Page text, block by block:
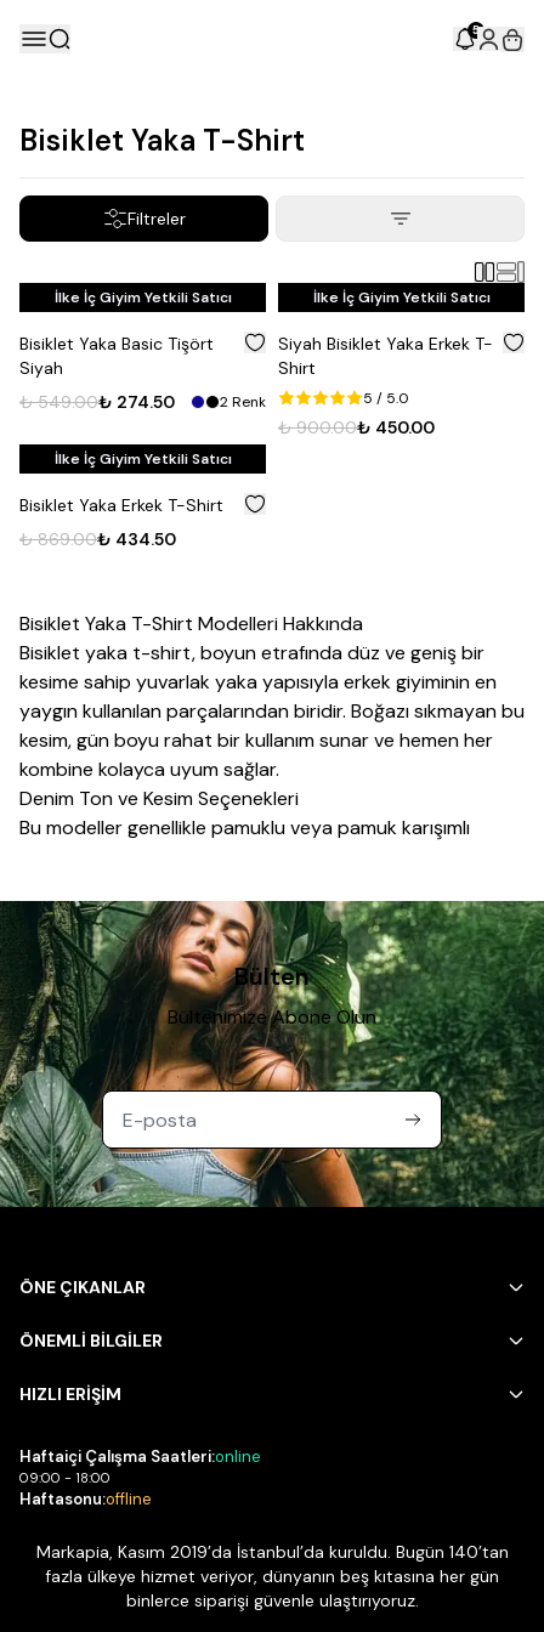
5
Bisiklet Yaka T-Shirt
Filtreler
İlke İç Giyim Yetkili Satıcı
% 50
Bisiklet Yaka Basic Tişört
Siyah
₺ 549.00₺ 274.50 2Renk
İlke İç Giyim Yetkili Satıcı
%50
Siyah Bisiklet Yaka Erkek T-
Shirt
5 / 5.0
₺ 900.00₺ 450.00
İlke İç Giyim Yetkili Satıcı
% 50
Bisiklet Yaka Erkek T-Shirt
₺ 869.00₺ 434.50
Bisiklet Yaka T-Shirt Modelleri Hakkında
Bisiklet yaka t-shirt, boyun etrafında düz ve geniş bir
kesime sahip yuvarlak yaka yapısıylaerkekgiyiminin en
yaygın kullanılan parçalarından biridir. Boğazı sıkmayan bu
kesim, gün boyu rahat bir kullanım sunar ve hemen her
kombine kolayca uyum sağlar.
Denim Ton ve Kesim Seçenekleri
Bu modeller genellikle pamuklu veya pamuk karışımlı
veyaşortla günlük kombinler için pratik bir seçenek
oluştururken, baskılı ve desenli modeller kombine
karakter katmak isteyenler için tercih edilebilir.
Nasıl Kombinlenir?
Bisiklet yaka t-shirtler tek başına giyilebildiği gibi, üzerine
gömlekveyaceketeklenerek katmanlı kombinler de
oluşturulabilir. Beden seçiminde omuz dikişinin tam
oturduğu bir kesim tercih etmek, hem görünüm hem de
konfor açısından daha iyi bir sonuç verir; kumaş gramajı
yüksek modeller ise daha uzun ömürlü bir kullanım sağlar.
Satın Alırken Dikkat Edilmesi Gerekenler
oluşturabilmenizi kolaylaştıran pratik bir gardırop
Bülten
Bültenimize Abone Olun
ÖNE ÇIKANLAR
ÖNEMLİ BİLGİLER
HIZLI ERİŞİM
Haftaiçi Çalışma Saatleri:online
09:00 - 18:00
Haftasonu:offline
Markapia, Kasım 2019’da İstanbul’da kuruldu. Bugün 140’tan
fazla ülkeye hizmet veriyor, dünyanın beş kıtasına her gün
binlerce siparişi güvenle ulaştırıyoruz.